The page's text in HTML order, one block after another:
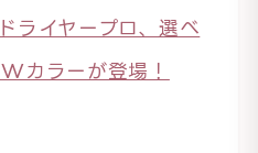
ライヤープロ、選べ
カラーが登場！